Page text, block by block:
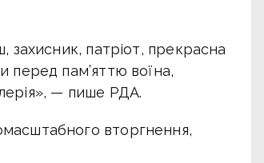
захисник, патріот, прекрасна
перед пам’яттю воїна,
— пише РДА.
вторгнення,